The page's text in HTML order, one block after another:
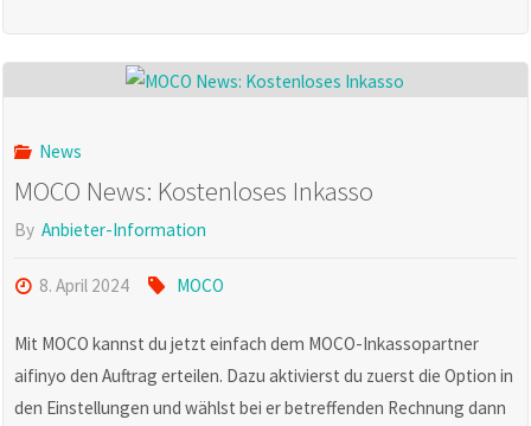
Urlaubsanträge
News
MOCO News: Kostenloses Inkasso
By Anbieter-Information
8. April 2024 MOCO
Mit MOCO kannst du jetzt einfach dem MOCO-Inkassopartner
aifinyo den Auftrag erteilen. Dazu aktivierst du zuerst die Option in
den Einstellungen und wählst bei er betreffenden Rechnung dann